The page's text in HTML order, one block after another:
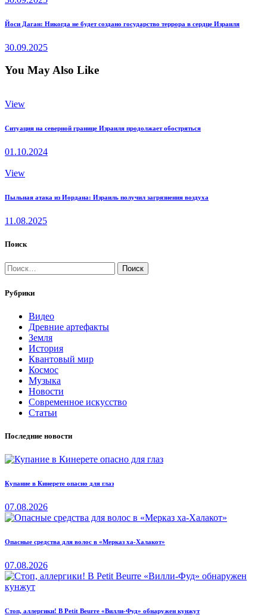
Next
Йоси Даган: Никогда не будет создано государство террора в сердце Израиля
30.09.2025
You May Also Like
View
Ситуация на северной границе Израиля продолжает обостряться
01.10.2024
View
Пыльная атака из Иордана: Израиль получил загрязнения воздуха
11.08.2025
Поиск
Найти:
Рубрики
Видео
Древние артефакты
Земля
История
Квантовый мир
Космос
Музыка
Новости
Современное искусство
Статьи
Последние новости
Купание в Кинерете опасно для глаз
07.08.2026
Опасные средства для волос в «Мерказ ха-Халакот»
07.08.2026
Стоп, аллергики! В Petit Beurre «Вилли-Фуд» обнаружен кунжут